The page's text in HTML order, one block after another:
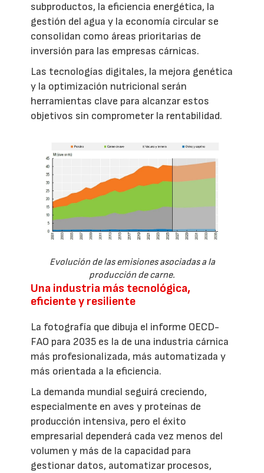
subproductos, la eficiencia energética, la
gestión del agua y la economía circular se
consolidan como áreas prioritarias de
inversión para las empresas cárnicas.
Las tecnologías digitales, la mejora genética
y la optimización nutricional serán
herramientas clave para alcanzar estos
objetivos sin comprometer la rentabilidad.
Evolución de las emisiones asociadas a la
producción de carne.
Una industria más tecnológica,
eficiente y resiliente
La fotografía que dibuja el informe OECD-
FAO para 2035 es la de una industria cárnica
más profesionalizada, más automatizada y
más orientada a la eficiencia.
La demanda mundial seguirá creciendo,
especialmente en aves y proteínas de
producción intensiva, pero el éxito
empresarial dependerá cada vez menos del
volumen y más de la capacidad para
gestionar datos, automatizar procesos,